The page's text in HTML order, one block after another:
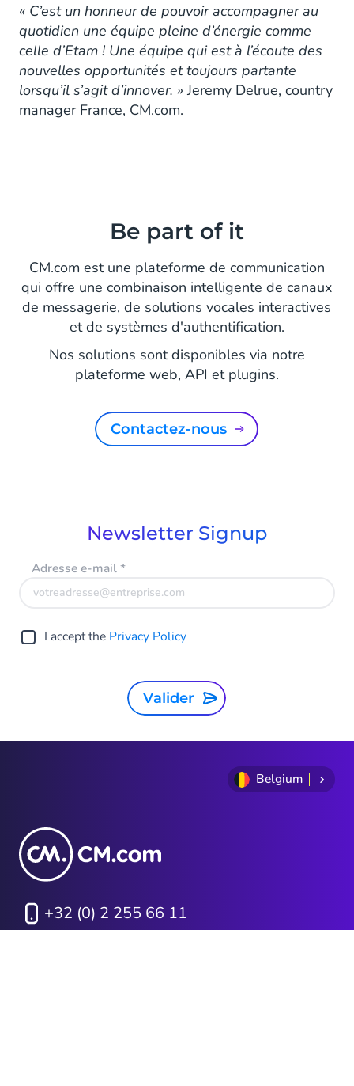
« C’est un honneur de pouvoir accompagner au
quotidien une équipe pleine d’énergie comme
celle d’Etam ! Une équipe qui est à l’écoute des
nouvelles opportunités et toujours partante
lorsqu’il s’agit d’innover. »Jeremy Delrue, country
manager France, CM.com.
Be part of it
CM.com est une plateforme de communication
qui offre une combinaison intelligente de canaux
de messagerie, de solutions vocales interactives
et de systèmes d'authentification.
Nos solutions sont disponibles via notre
plateforme web, API et plugins.
Contactez-nous
Newsletter Signup
Adresse e-mail*
I accept the Privacy Policy
Valider
Belgium
+32 (0) 2 255 66 11